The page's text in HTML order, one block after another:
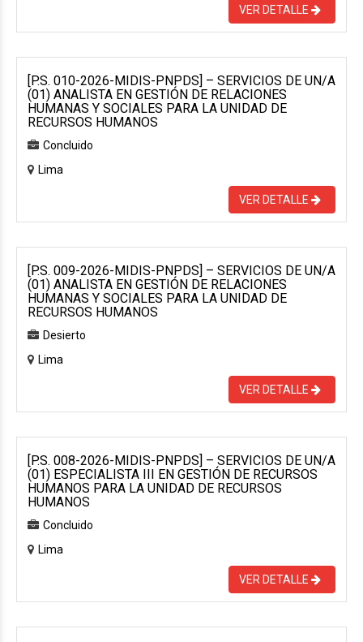
VER DETALLE
[P.S. 010-2026-MIDIS-PNPDS] – SERVICIOS DE UN/A
(01) ANALISTA EN GESTIÓN DE RELACIONES
HUMANAS Y SOCIALES PARA LA UNIDAD DE
RECURSOS HUMANOS
Concluido
Lima
VER DETALLE
[P.S. 009-2026-MIDIS-PNPDS] – SERVICIOS DE UN/A
(01) ANALISTA EN GESTIÓN DE RELACIONES
HUMANAS Y SOCIALES PARA LA UNIDAD DE
RECURSOS HUMANOS
Desierto
Lima
VER DETALLE
[P.S. 008-2026-MIDIS-PNPDS] – SERVICIOS DE UN/A
(01) ESPECIALISTA III EN GESTIÓN DE RECURSOS
HUMANOS PARA LA UNIDAD DE RECURSOS
HUMANOS
Concluido
Lima
VER DETALLE